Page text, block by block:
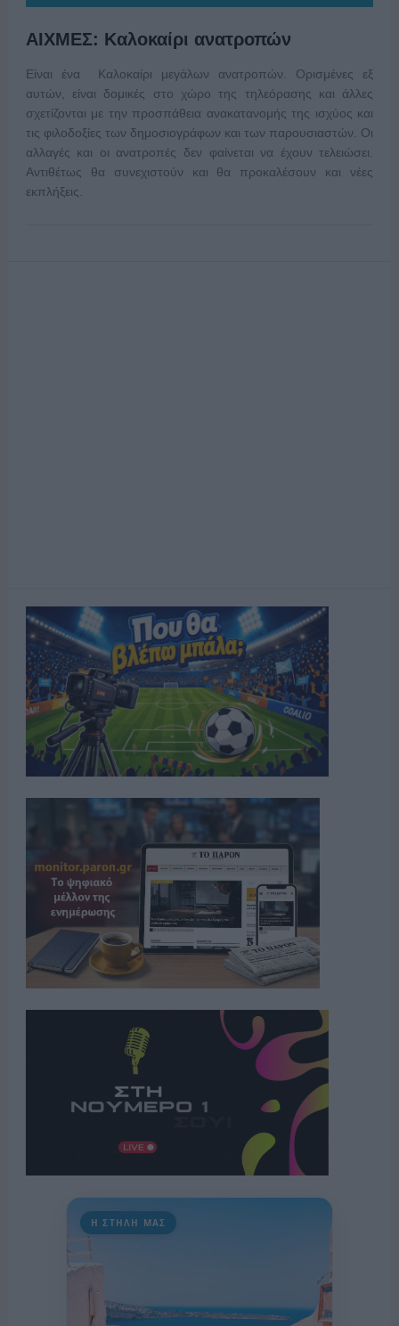
ΑΙΧΜΕΣ: Καλοκαίρι ανατροπών
Είναι ένα Καλοκαίρι μεγάλων ανατροπών. Ορισμένες εξ
αυτών, είναι δομικές στο χώρο της τηλεόρασης και άλλες
σχετίζονται με την προσπάθεια ανακατανομής της ισχύος και
τις φιλοδοξίες των δημοσιογράφων και των παρουσιαστών. Οι
αλλαγές και οι ανατροπές δεν φαίνεται να έχουν τελειώσει.
Αντιθέτως θα συνεχιστούν και θα προκαλέσουν και νέες
εκπλήξεις.
Η ΣΤΗΛΗ ΜΑΣ